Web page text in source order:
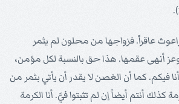
عاقراً. فزواجها من محلون لم يثمر
أنهى عقمها. هذا حق بالنسبة لكل مؤمن،
فيكم. كما أن الغصن لا يقدر أن يأتي بثمر من
كذلك أنتم أيضاً إن لم تثبتوا فيَّ. أنا الكرمة